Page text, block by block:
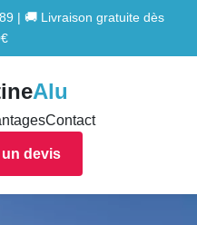
| 🚚 Livraison gratuite dès
Alu
Contact
un devis